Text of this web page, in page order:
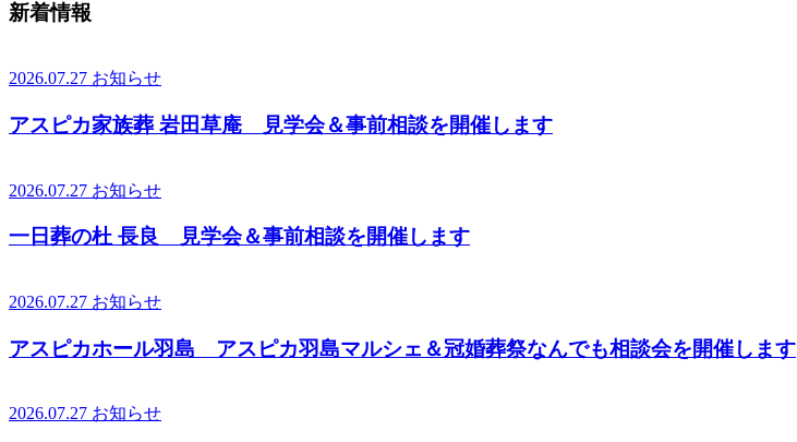
新着情報
2026.07.27 お知らせ
アスピカ家族葬 岩田草庵 見学会＆事前相談を開催します
2026.07.27 お知らせ
一日葬の杜 長良 見学会＆事前相談を開催します
2026.07.27 お知らせ
アスピカホール羽島 アスピカ羽島マルシェ＆冠婚葬祭なんでも相談会を開催します
2026.07.27 お知らせ